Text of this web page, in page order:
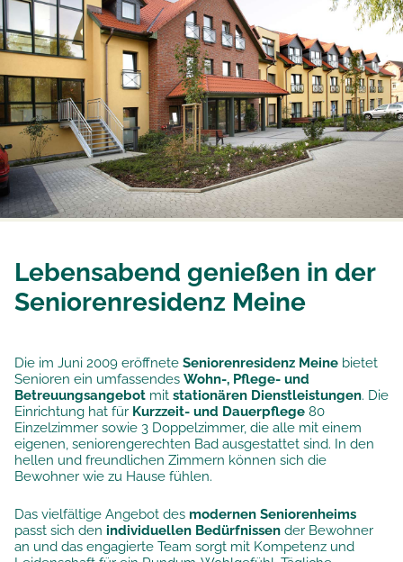
Lebensabend genießen in der
Seniorenresidenz Meine
Die im Juni 2009 eröffnete Seniorenresidenz Meine bietet
Senioren ein umfassendes Wohn-, Pflege- und
Betreuungsangebot mit stationären Dienstleistungen. Die
Einrichtung hat für Kurzzeit- und Dauerpflege 80
Einzelzimmer sowie 3 Doppelzimmer, die alle mit einem
eigenen, seniorengerechten Bad ausgestattet sind. In den
hellen und freundlichen Zimmern können sich die
Bewohner wie zu Hause fühlen.
Das vielfältige Angebot des modernen Seniorenheims
passt sich den individuellen Bedürfnissen der Bewohner
an und das engagierte Team sorgt mit Kompetenz und